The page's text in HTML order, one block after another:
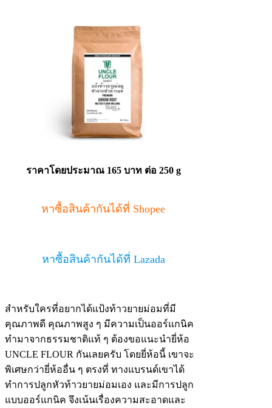
ราคาโดยประมาณ 165 บาท ต่อ 250 g
หาซื้อสินค้ากันได้ที่ Shopee
หาซื้อสินค้ากันได้ที่ Lazada
สำหรับใครที่อยากได้แป้งท้าวยายม่อมที่มี
คุณภาพดี คุณภาพสูง ๆ มีความเป็นออร์แกนิค
ทำมาจากธรรมชาติแท้ ๆ ต้องขอแนะนำยี่ห้อ
UNCLE FLOUR กันเลยครับ โดยยี่ห้อนี้ เขาจะ
พิเศษกว่ายี่ห้ออื่น ๆ ตรงที่ ทางแบรนด์เขาได้
ทำการปลูกหัวท้าวยายม่อมเอง และมีการปลูก
แบบออร์แกนิค จึงเน้นเรื่องความสะอาดและ